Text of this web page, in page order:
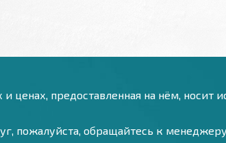
ценах, предоставленная на нём, носит
пожалуйста, обращайтесь к